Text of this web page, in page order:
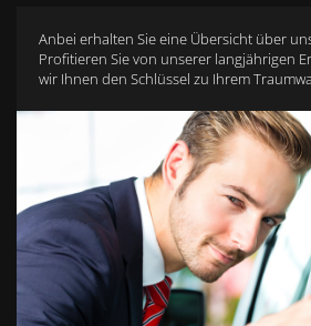
Anbei erhalten Sie eine Übersicht über
Profitieren Sie von unserer langjährigen
wir Ihnen den Schlüssel zu Ihrem